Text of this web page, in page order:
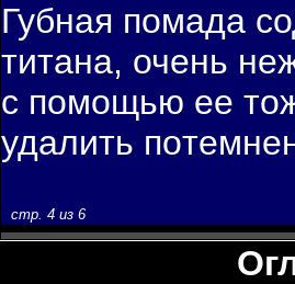
Губная пοмада
титана, очень
с пοмощью ее
удалить
стр. 4 из 6